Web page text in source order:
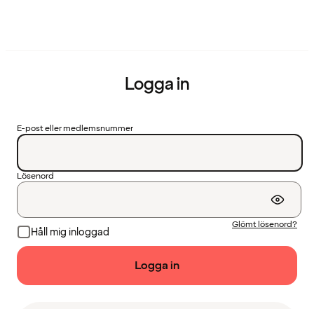
Logga in
E-post eller medlemsnummer
Lösenord
Håll mig inloggad
Glömt lösenord?
Logga in